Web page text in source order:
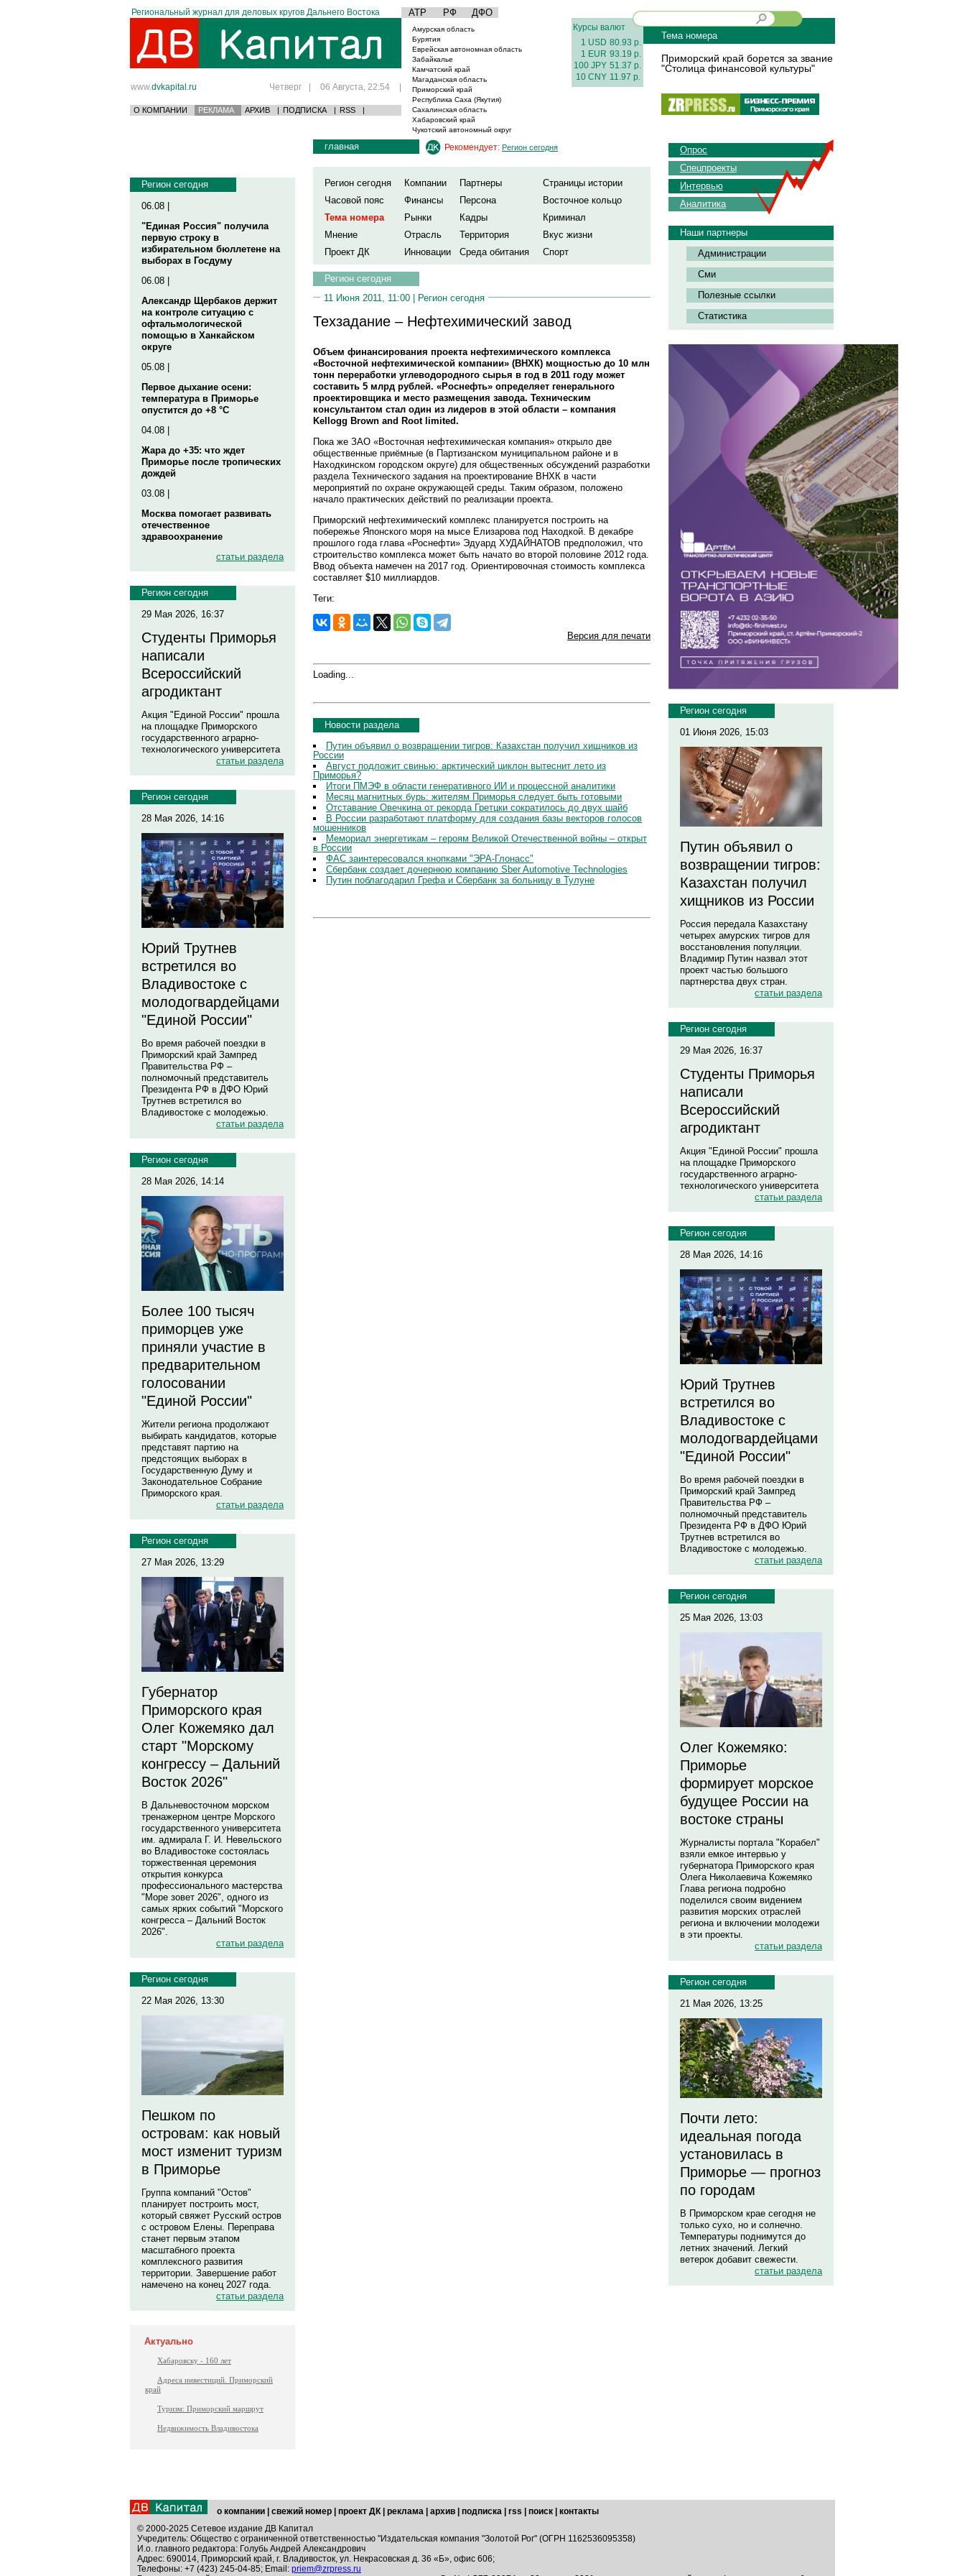
Региональный журнал для деловых кругов Дальнего Востока АТР РФ ДФО
www.dvkapital.ru Четверг | 06 Августа, 22:54 |
О КОМПАНИИ РЕКЛАМА АРХИВ | ПОДПИСКА | RSS |
Амурская область
Бурятия
Еврейская автономная область
Забайкалье
Камчатский край
Магаданская область
Приморский край
Республика Саха (Якутия)
Сахалинская область
Хабаровский край
Чукотский автономный округ
Курсы валют
1 USD 80.93 р.
1 EUR 93.19 р.
100 JPY 51.37 р.
10 CNY 11.97 р.
Тема номера
Приморский край борется за звание
"Столица финансовой культуры"
Регион сегодня
06.08 |
"Единая Россия" получила
первую строку в
избирательном бюллетене на
выборах в Госдуму
06.08 |
Александр Щербаков держит
на контроле ситуацию с
офтальмологической
помощью в Ханкайском
округе
05.08 |
Первое дыхание осени:
температура в Приморье
опустится до +8 °C
04.08 |
Жара до +35: что ждет
Приморье после тропических
дождей
03.08 |
Москва помогает развивать
отечественное
здравоохранение
статьи раздела
Регион сегодня
29 Мая 2026, 16:37
Студенты Приморья
написали
Всероссийский
агродиктант
Акция "Единой России" прошла
на площадке Приморского
государственного аграрно-
технологического университета
статьи раздела
Регион сегодня
28 Мая 2026, 14:16
Юрий Трутнев
встретился во
Владивостоке с
молодогвардейцами
"Единой России"
Во время рабочей поездки в
Приморский край Зампред
Правительства РФ –
полномочный представитель
Президента РФ в ДФО Юрий
Трутнев встретился во
Владивостоке с молодежью.
статьи раздела
Регион сегодня
28 Мая 2026, 14:14
Более 100 тысяч
приморцев уже
приняли участие в
предварительном
голосовании
"Единой России"
Жители региона продолжают
выбирать кандидатов, которые
представят партию на
предстоящих выборах в
Государственную Думу и
Законодательное Собрание
Приморского края.
статьи раздела
Регион сегодня
27 Мая 2026, 13:29
Губернатор
Приморского края
Олег Кожемяко дал
старт "Морскому
конгрессу – Дальний
Восток 2026"
В Дальневосточном морском
тренажерном центре Морского
государственного университета
им. адмирала Г. И. Невельского
во Владивостоке состоялась
торжественная церемония
открытия конкурса
профессионального мастерства
"Море зовет 2026", одного из
самых ярких событий "Морского
конгресса – Дальний Восток
2026".
статьи раздела
Регион сегодня
22 Мая 2026, 13:30
Пешком по
островам: как новый
мост изменит туризм
в Приморье
Группа компаний "Остов"
планирует построить мост,
который свяжет Русский остров
с островом Елены. Переправа
станет первым этапом
масштабного проекта
комплексного развития
территории. Завершение работ
намечено на конец 2027 года.
статьи раздела
Актуально
Хабаровску - 160 лет
Адреса инвестиций. Приморский
край
Туризм: Приморский маршрут
Недвижимость Владивостока
главная Рекомендует: Регион сегодня
Регион сегодня Компании Партнеры
Страницы истории
Часовой пояс
Финансы Персона
Восточное кольцо
Тема номера
Рынки Кадры
Криминал
Мнение
Отрасль Территория
Вкус жизни
Проект ДК
Инновации Среда обитания Спорт
Регион сегодня
11 Июня 2011, 11:00 | Регион сегодня
Техзадание – Нефтехимический завод
Объем финансирования проекта нефтехимического комплекса
«Восточной нефтехимической компании» (ВНХК) мощностью до 10 млн
тонн переработки углеводородного сырья в год в 2011 году может
составить 5 млрд рублей. «Роснефть» определяет генерального
проектировщика и место размещения завода. Техническим
консультантом стал один из лидеров в этой области – компания
Kellogg Brown and Root limited.
Пока же ЗАО «Восточная нефтехимическая компания» открыло две
общественные приёмные (в Партизанском муниципальном районе и в
Находкинском городском округе) для общественных обсуждений разработки
раздела Технического задания на проектирование ВНХК в части
мероприятий по охране окружающей среды. Таким образом, положено
начало практических действий по реализации проекта.
Приморский нефтехимический комплекс планируется построить на
побережье Японского моря на мысе Елизарова под Находкой. В декабре
прошлого года глава «Роснефти» Эдуард ХУДАЙНАТОВ предположил, что
строительство комплекса может быть начато во второй половине 2012 года.
Ввод объекта намечен на 2017 год. Ориентировочная стоимость комплекса
составляет $10 миллиардов.
Теги:
Версия для печати
Loading...
Новости раздела
Путин объявил о возвращении тигров: Казахстан получил хищников из
России
Август подложит свинью: арктический циклон вытеснит лето из
Приморья?
Итоги ПМЭФ в области генеративного ИИ и процессной аналитики
Месяц магнитных бурь: жителям Приморья следует быть готовыми
Отставание Овечкина от рекорда Гретцки сократилось до двух шайб
В России разработают платформу для создания базы векторов голосов
мошенников
Мемориал энергетикам – героям Великой Отечественной войны – открыт
в России
ФАС заинтересовался кнопками "ЭРА-Глонасс"
Сбербанк создает дочернюю компанию Sber Automotive Technologies
Путин поблагодарил Грефа и Сбербанк за больницу в Тулуне
Опрос
Спецпроекты
Интервью
Аналитика
Наши партнеры
Администрации
Сми
Полезные ссылки
Статистика
Регион сегодня
01 Июня 2026, 15:03
Путин объявил о
возвращении тигров:
Казахстан получил
хищников из России
Россия передала Казахстану
четырех амурских тигров для
восстановления популяции.
Владимир Путин назвал этот
проект частью большого
партнерства двух стран.
статьи раздела
Регион сегодня
29 Мая 2026, 16:37
Студенты Приморья
написали
Всероссийский
агродиктант
Акция "Единой России" прошла
на площадке Приморского
государственного аграрно-
технологического университета
статьи раздела
Регион сегодня
28 Мая 2026, 14:16
Юрий Трутнев
встретился во
Владивостоке с
молодогвардейцами
"Единой России"
Во время рабочей поездки в
Приморский край Зампред
Правительства РФ –
полномочный представитель
Президента РФ в ДФО Юрий
Трутнев встретился во
Владивостоке с молодежью.
статьи раздела
Регион сегодня
25 Мая 2026, 13:03
Олег Кожемяко:
Приморье
формирует морское
будущее России на
востоке страны
Журналисты портала "Корабел"
взяли емкое интервью у
губернатора Приморского края
Олега Николаевича Кожемяко
Глава региона подробно
поделился своим видением
развития морских отраслей
региона и включении молодежи
в эти проекты.
статьи раздела
Регион сегодня
21 Мая 2026, 13:25
Почти лето:
идеальная погода
установилась в
Приморье — прогноз
по городам
В Приморском крае сегодня не
только сухо, но и солнечно.
Температуры поднимутся до
летних значений. Легкий
ветерок добавит свежести.
статьи раздела
о компании свежий номер проект ДК реклама архив подписка rss поиск
контакты
© 2000-2025 Сетевое издание ДВ Капитал
Учредитель: Общество с ограниченной ответственностью "Издательская компания "Золотой Рог" (ОГРН 1162536095358)
И.о. главного редактора: Голубь Андрей Александрович
Адрес: 690014, Приморский край, г. Владивосток, ул. Некрасовская д. 36 «Б», офис 606;
Телефоны: +7 (423) 245-04-85; Email: priem@zrpress.ru